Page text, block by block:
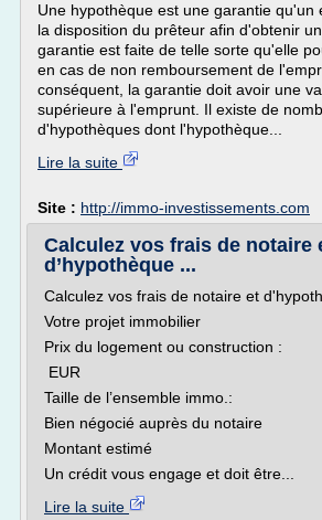
Une hypothèque est une garantie qu'un
la disposition du prêteur afin d'obtenir
garantie est faite de telle sorte qu'elle
en cas de non remboursement de
conséquent, la garantie doit avoir une
supérieure à l'emprunt. Il existe de
d'hypothèques dont l'hypothèque...
Lire la suite
Site : http://immo-investissements.com
Calculez vos frais de notaire
d’hypothèque ...
Calculez vos frais de notaire et
Votre projet immobilier
Prix du logement ou construction :
EUR
Taille de l’ensemble immo.:
Bien négocié auprès du notaire
Montant estimé
Un crédit vous engage et doit être...
Lire la suite